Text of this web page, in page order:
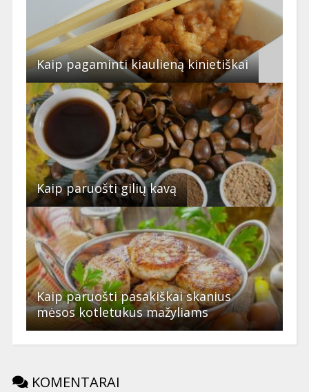
Kaip pagaminti kiaulieną kinietiškai
Kaip paruošti gilių kavą
Kaip paruošti pasakiškai skanius
mėsos kotletukus mažyliams
KOMENTARAI